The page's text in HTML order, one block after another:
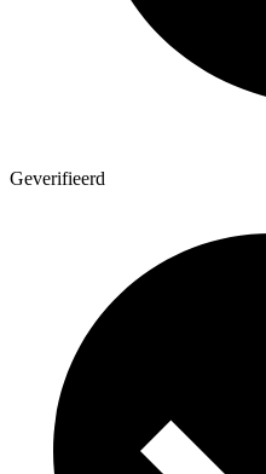
Geverifieerd